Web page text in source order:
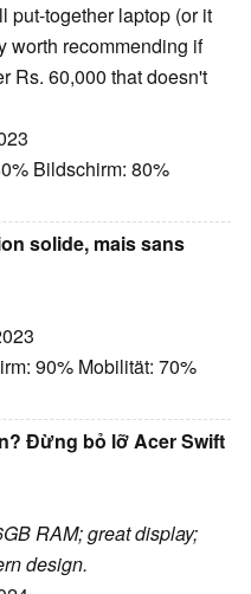
put-together laptop (or it
worth recommending if
Rs. 60,000 that doesn't
Bildschirm: 80%
solide, mais sans
90% Mobilität: 70%
Đừng bỏ lỡ Acer Swift
RAM; great display;
design.